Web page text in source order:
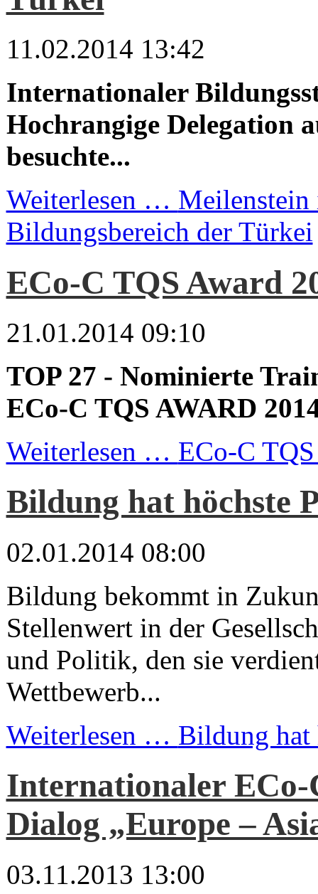
11.02.2014 13:42
Internationaler
Hochrangige Delegation
besuchte...
Weiterlesen … Meilenstein
Bildungsbereich der Türkei
ECo-C TQS Award
21.01.2014 09:10
TOP 27 - Nominierte
ECo-C TQS AWARD
Weiterlesen … ECo-C
Bildung hat höchste
02.01.2014 08:00
Bildung bekommt in
Stellenwert in der
und Politik, den sie
Wettbewerb...
Weiterlesen … Bildung hat
Internationaler ECo-
Dialog „Europe –
03.11.2013 13:00